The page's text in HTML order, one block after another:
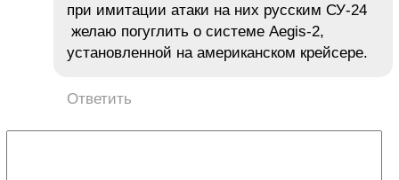
при имитации атаки на них русским СУ-24
желаю погуглить о системе Aegis-2,
установленной на американском крейсере.
Ответить